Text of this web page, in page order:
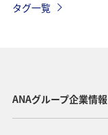
タグ一覧
ANAグループ企業情報